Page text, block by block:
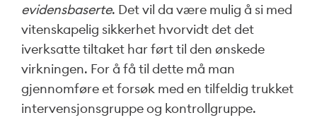
evidensbaserte. Det vil da være mulig å si med
vitenskapelig sikkerhet hvorvidt det det
iverksatte tiltaket har ført til den ønskede
virkningen. For å få til dette må man
gjennomføre et forsøk med en tilfeldig trukket
intervensjonsgruppe og kontrollgruppe.